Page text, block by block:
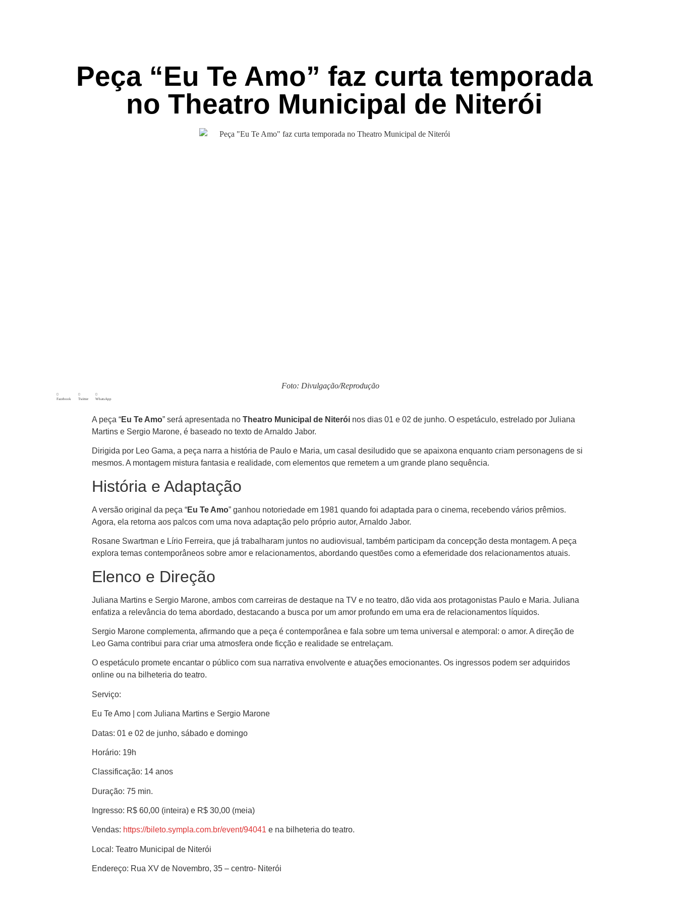
Peça “Eu Te Amo” faz curta temporada
no Theatro Municipal de Niterói
Foto: Divulgação/Reprodução
Facebook Twitter WhatsApp
A peça “Eu Te Amo” será apresentada no Theatro Municipal de Niterói nos dias 01 e 02 de junho. O espetáculo, estrelado por Juliana
Martins e Sergio Marone, é baseado no texto de Arnaldo Jabor.
Dirigida por Leo Gama, a peça narra a história de Paulo e Maria, um casal desiludido que se apaixona enquanto criam personagens de si
mesmos. A montagem mistura fantasia e realidade, com elementos que remetem a um grande plano sequência.
História e Adaptação
A versão original da peça “Eu Te Amo” ganhou notoriedade em 1981 quando foi adaptada para o cinema, recebendo vários prêmios.
Agora, ela retorna aos palcos com uma nova adaptação pelo próprio autor, Arnaldo Jabor.
Rosane Swartman e Lírio Ferreira, que já trabalharam juntos no audiovisual, também participam da concepção desta montagem. A peça
explora temas contemporâneos sobre amor e relacionamentos, abordando questões como a efemeridade dos relacionamentos atuais.
Elenco e Direção
Juliana Martins e Sergio Marone, ambos com carreiras de destaque na TV e no teatro, dão vida aos protagonistas Paulo e Maria. Juliana
enfatiza a relevância do tema abordado, destacando a busca por um amor profundo em uma era de relacionamentos líquidos.
Sergio Marone complementa, afirmando que a peça é contemporânea e fala sobre um tema universal e atemporal: o amor. A direção de
Leo Gama contribui para criar uma atmosfera onde ficção e realidade se entrelaçam.
O espetáculo promete encantar o público com sua narrativa envolvente e atuações emocionantes. Os ingressos podem ser adquiridos
online ou na bilheteria do teatro.
Serviço:
Eu Te Amo | com Juliana Martins e Sergio Marone
Datas: 01 e 02 de junho, sábado e domingo
Horário: 19h
Classificação: 14 anos
Duração: 75 min.
Ingresso: R$ 60,00 (inteira) e R$ 30,00 (meia)
Vendas: https://bileto.sympla.com.br/event/94041 e na bilheteria do teatro.
Local: Teatro Municipal de Niterói
Endereço: Rua XV de Novembro, 35 – centro- Niterói